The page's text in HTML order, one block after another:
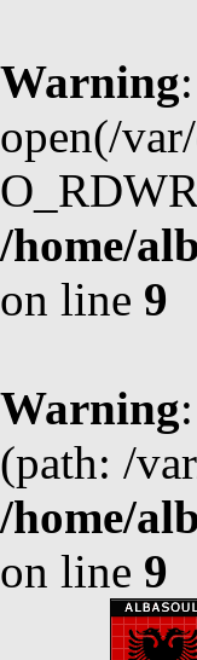
Warning
open(/
/home/
on line 9
Warning
(path: /
/home/
on line 9